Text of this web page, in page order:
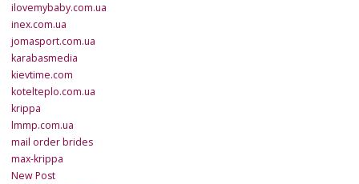
ilovemybaby.com.ua
inex.com.ua
jomasport.com.ua
karabasmedia
kievtime.com
kotelteplo.com.ua
krippa
lmmp.com.ua
mail order brides
max-krippa
New Post